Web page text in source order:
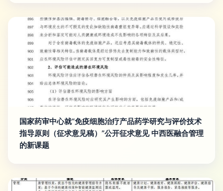
国家药审中心就“免疫细胞治疗产品药学研究与评价技术
指导原则（征求意见稿）”公开征求意见 中西医融合管理
的新课题